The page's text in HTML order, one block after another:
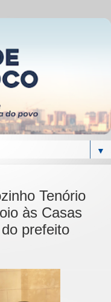
▼
Tenório
às Casas
prefeito